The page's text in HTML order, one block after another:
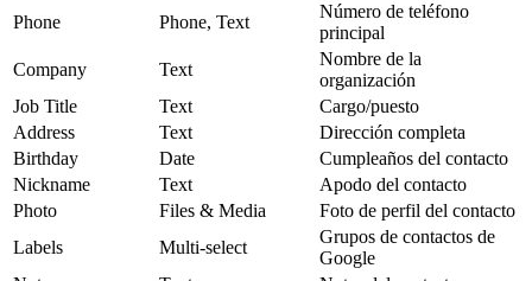
Phone
Phone, Text
Número de teléfono
principal
Company
Text
Nombre de la
organización
Job Title
Text
Cargo/puesto
Address
Text
Dirección completa
Birthday
Date
Cumpleaños del contacto
Nickname
Text
Apodo del contacto
Photo
Files & Media
Foto de perfil del contacto
Labels
Multi-select
Grupos de contactos de
Google